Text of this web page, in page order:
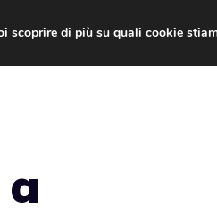
scoprire di più su quali cookie